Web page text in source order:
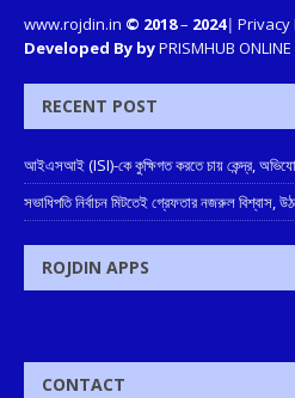
www.rojdin.in © 2018– 2024| Privacy
Developed By byPRISMHUB
RECENT POST
আইএসআই (ISI)-কে কুক্ষিগত করতে চায় কেন্দ্র,
সভাধিপতি নির্বাচন মিটতেই গ্রেফতার নজরুল বিশ্বাস,
ROJDIN APPS
CONTACT